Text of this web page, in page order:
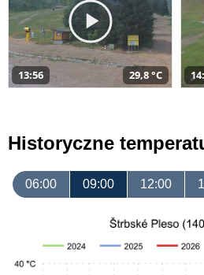
13:56 29,8 °C
Historyczne
06:00 09:00 12:00